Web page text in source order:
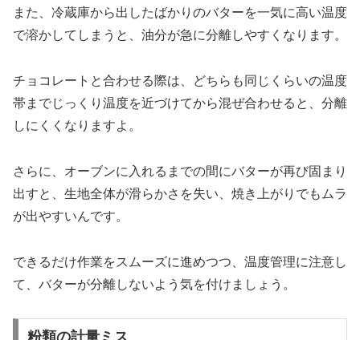
また、冷蔵庫から出したばかりのバターを一気に高い温度
で溶かしてしまうと、油分が急に分離しやすくなります。
チョコレートと合わせる際は、どちらも同じくらいの温度
帯までじっくり温度を近づけてから混ぜ合わせると、分離
しにくくなりますよ。
さらに、オーブンに入れるまでの間にバターが再び固まり
出すと、生地全体が滑らかさを失い、焼き上がりでもムラ
が出やすいんです。
できるだけ作業をスムーズに進めつつ、温度管理に注意し
て、バターが分離しないよう気を付けましょう。